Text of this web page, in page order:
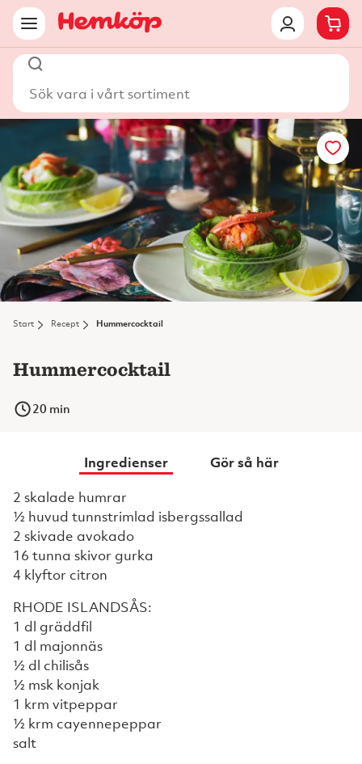
Start Recept Hummercocktail
Hummercocktail
20 min
Ingredienser
Gör så här
2 skalade humrar
½ huvud tunnstrimlad isbergssallad
2 skivade avokado
16 tunna skivor gurka
4 klyftor citron
RHODE ISLANDSÅS:
1 dl gräddfil
1 dl majonnäs
½ dl chilisås
½ msk konjak
1 krm vitpeppar
½ krm cayennepeppar
salt